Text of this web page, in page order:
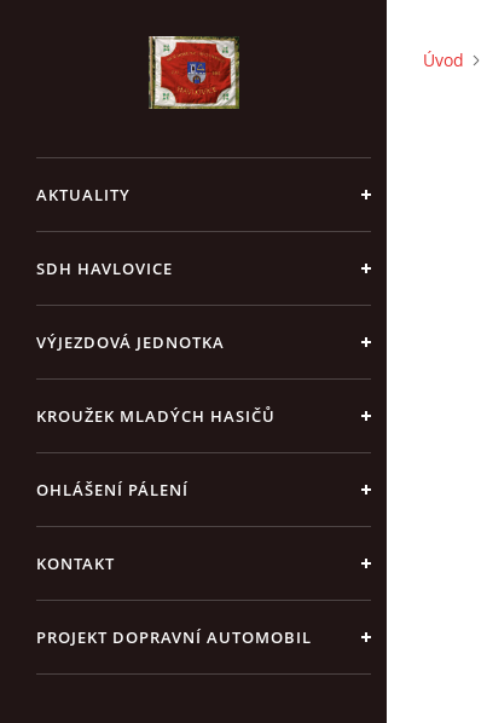
AKTUALITY
SDH HAVLOVICE
VÝJEZDOVÁ JEDNOTKA
KROUŽEK MLADÝCH HASIČŮ
OHLÁŠENÍ PÁLENÍ
KONTAKT
PROJEKT DOPRAVNÍ AUTOMOBIL
Úvod